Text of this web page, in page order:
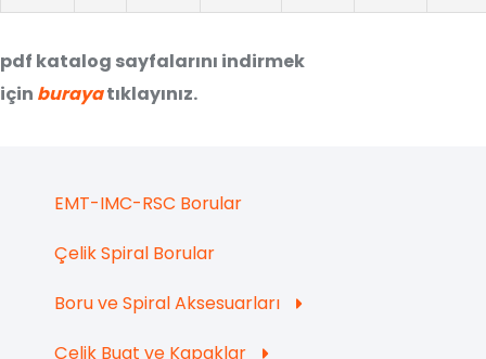
EMT-IMC-RSC Borular
Çelik Spiral Borular
Boru ve Spiral Aksesuarları
Çelik Buat ve Kapaklar
pdf katalog sayfalarını indirmek
için burayatıklayınız.